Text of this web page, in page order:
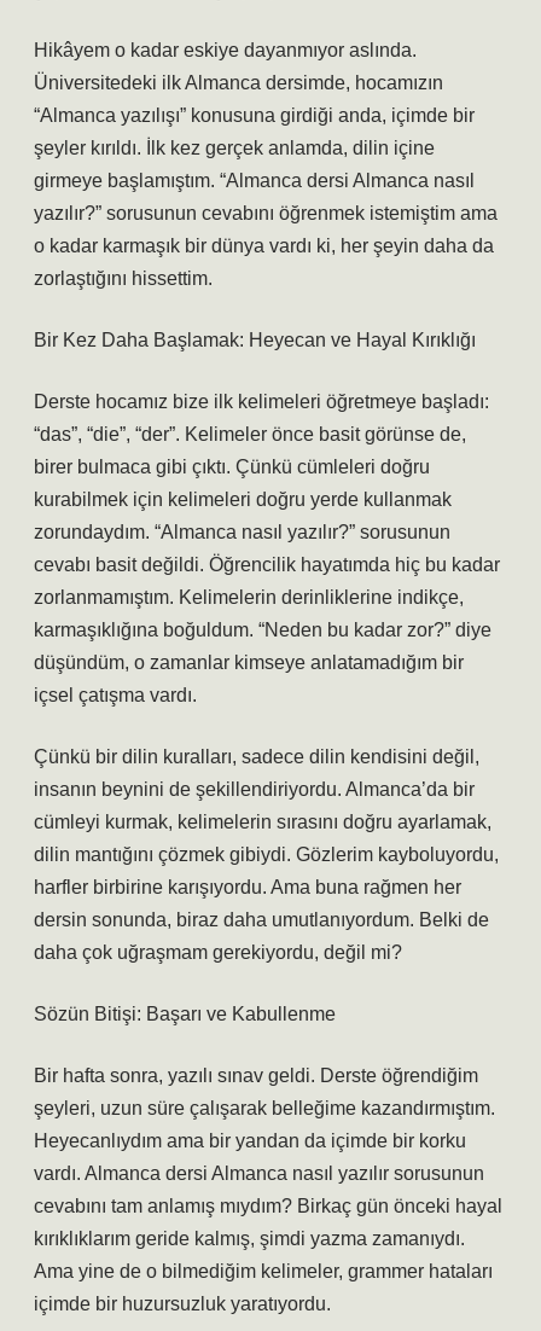
Hikâyem o kadar eskiye dayanmıyor aslında.
Üniversitedeki ilk Almanca dersimde, hocamızın
“Almanca yazılışı” konusuna girdiği anda, içimde bir
şeyler kırıldı. İlk kez gerçek anlamda, dilin içine
girmeye başlamıştım. “Almanca dersi Almanca nasıl
yazılır?” sorusunun cevabını öğrenmek istemiştim ama
o kadar karmaşık bir dünya vardı ki, her şeyin daha da
zorlaştığını hissettim.
Bir Kez Daha Başlamak: Heyecan ve Hayal Kırıklığı
Derste hocamız bize ilk kelimeleri öğretmeye başladı:
“das”, “die”, “der”. Kelimeler önce basit görünse de,
birer bulmaca gibi çıktı. Çünkü cümleleri doğru
kurabilmek için kelimeleri doğru yerde kullanmak
zorundaydım. “Almanca nasıl yazılır?” sorusunun
cevabı basit değildi. Öğrencilik hayatımda hiç bu kadar
zorlanmamıştım. Kelimelerin derinliklerine indikçe,
karmaşıklığına boğuldum. “Neden bu kadar zor?” diye
düşündüm, o zamanlar kimseye anlatamadığım bir
içsel çatışma vardı.
Çünkü bir dilin kuralları, sadece dilin kendisini değil,
insanın beynini de şekillendiriyordu. Almanca’da bir
cümleyi kurmak, kelimelerin sırasını doğru ayarlamak,
dilin mantığını çözmek gibiydi. Gözlerim kayboluyordu,
harfler birbirine karışıyordu. Ama buna rağmen her
dersin sonunda, biraz daha umutlanıyordum. Belki de
daha çok uğraşmam gerekiyordu, değil mi?
Sözün Bitişi: Başarı ve Kabullenme
Bir hafta sonra, yazılı sınav geldi. Derste öğrendiğim
şeyleri, uzun süre çalışarak belleğime kazandırmıştım.
Heyecanlıydım ama bir yandan da içimde bir korku
vardı. Almanca dersi Almanca nasıl yazılır sorusunun
cevabını tam anlamış mıydım? Birkaç gün önceki hayal
kırıklıklarım geride kalmış, şimdi yazma zamanıydı.
Ama yine de o bilmediğim kelimeler, grammer hataları
içimde bir huzursuzluk yaratıyordu.